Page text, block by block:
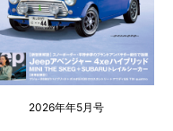
2026年年5月号